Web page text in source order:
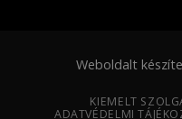
Weboldalt
KIEMELT
ADATVÉDELMI